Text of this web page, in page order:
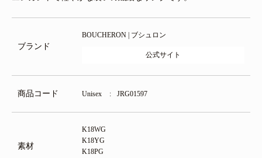
ブランド
BOUCHERON | ブシュロン
公式サイト
商品コード Unisex JRG01597
素材
K18WG
K18YG
K18PG